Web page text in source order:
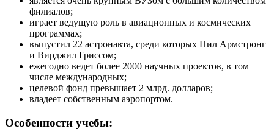
филиалов;
играет ведущую роль в авиационных и космических
программах;
выпустил 22 астронавта, среди которых Нил Армстронг
и Вирджил Гриссом;
ежегодно ведет более 2000 научных проектов, в том
числе международных;
целевой фонд превышает 2 млрд. долларов;
владеет собственным аэропортом.
Особенности учебы: